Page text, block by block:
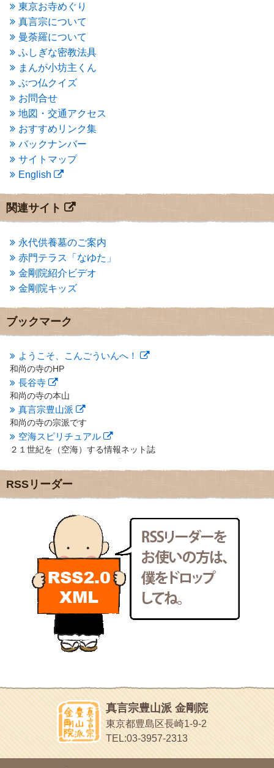
2015年6月(3)
2015年5月(1)
2015年4月(1)
(3)
2015年2月(3)
2015年1月(1)
2014年12月 (2)
2014年9月
2014年5月(1)
2014年4月 (4)
2014年1月 (1)
2013年11月(4)
2013年10月 (2)
2013年9月(4)
2013年7月
(7)
2013年6月 (6)
2013年5月(13)
2013年4月(1)
2013年3月
(4)
2013年2月(6)
2013年1月(6)
2012年12月(7)
2012年10月(5)
2012年9月
(8)
2012年7月
(10)
2012年6月(14)
2012年5月
2012年4月(16)
2012年3月 (17)
2012年2月(20)
2012年1月(25)
2011年12月(22)
2011年11月(28)
2011年10月(31)
2011年9月(24)
2011年8月(21)
2011年6月(13)
2011年5月
2011年4月
(17)
2011年3月(15)
2011年2月(22)
2011年1月(22)
2010年12月(21)
2010年11月
(14)
2010年9月(16)
(13)
2010年5月(22)
2010年4月(25)
2010年3月(22)
2010年2月
(23)
2010年1月(23)
2009年12月(18)
東京お寺めぐり
真言宗について
曼荼羅について
ふしぎな密教法具
まんが小坊主くん
ぶつ仏クイズ
お問合せ
地図・交通アクセス
おすすめリンク集
バックナンバー
サイトマップ
English
関連サイト
永代供養墓のご案内
赤門テラス「なゆた」
金剛院紹介ビデオ
金剛院キッズ
ブックマーク
ようこそ、こんごういんへ！
和尚の寺のHP
長谷寺
和尚の寺の本山
真言宗豊山派
和尚の寺の宗派です
空海スピリチュアル
２１世紀を（空海）する情報ネット誌
地域のライターさんです
小豆島 圓満寺
新聞屋の道具箱
新聞社で使われる用語の解説など
makotoさんの御符内巡礼記
東京の巡礼記です
POLYHEDON
いろいろなことが書いてあるよ
bunchan
あちこち行って！
目白鍼灸院
日本人の繊細な体質にあわせた、やさしく気持ちよい鍼灸治療で
ほうげん日記
放言じゃなくて和尚さんの名前だよ
面白いサイトみつけたよ。
ヘェ～という感じ
chocolab.Air♪DIALY
ラブラドールのワンちゃんがかわいいよ
RSSリーダー
真言宗豊山派 金剛院
東京都豊島区長崎1-9-2
TEL:03-3957-2313